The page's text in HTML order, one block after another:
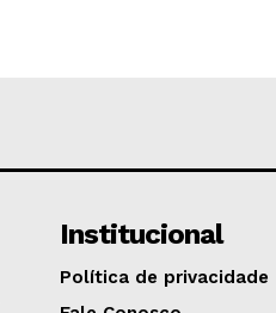
Institucional
Política de privacidade